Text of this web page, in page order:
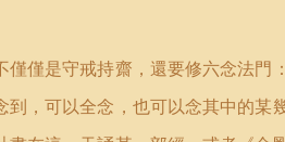
僅僅是守戒持齋，還要修六念法
到，可以全念，也可以念其中的